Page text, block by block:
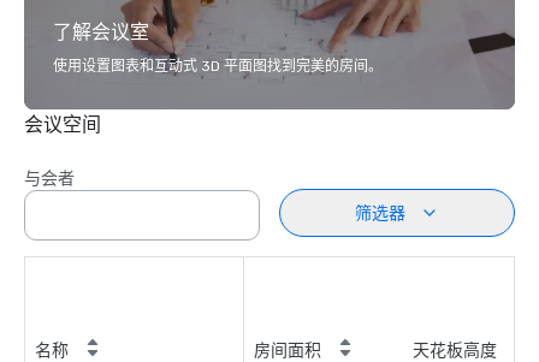
了解会议室
使用设置图表和互动式 3D 平面图找到完美的房间。
会议空间
与会者
筛选器
名称 房间面积 天花板高度